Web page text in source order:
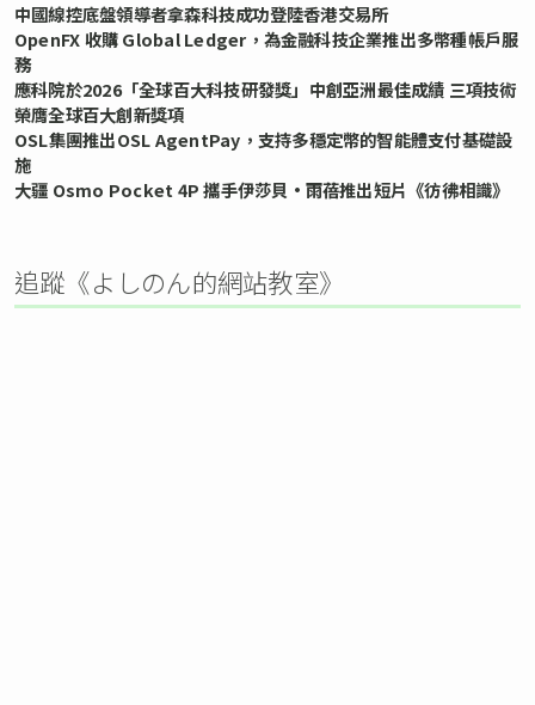
中國線控底盤領導者拿森科技成功登陸香港交易所
OpenFX 收購 Global Ledger，為金融科技企業推出多幣種帳戶服
務
應科院於2026「全球百大科技研發獎」中創亞洲最佳成績 三項技術
榮膺全球百大創新獎項
OSL集團推出OSL AgentPay，支持多穩定幣的智能體支付基礎設
施
大疆 Osmo Pocket 4P 攜手伊莎貝•雨蓓推出短片《彷彿相識》
追蹤《よしのん的網站教室》